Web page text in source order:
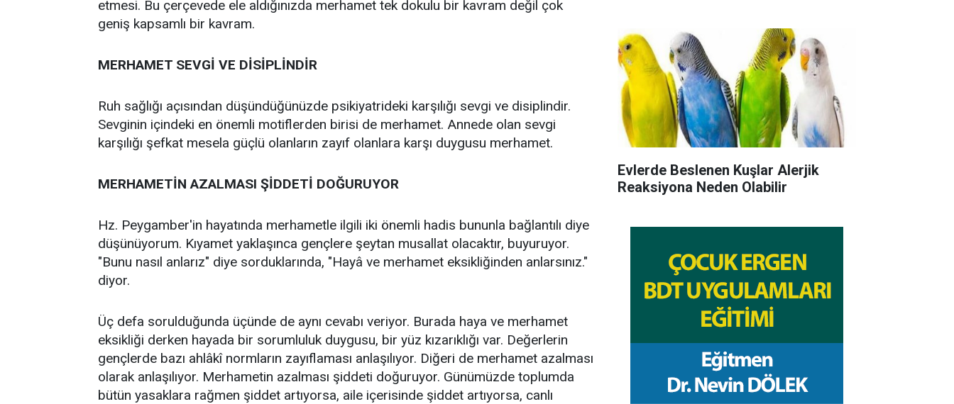
etmesi. Bu çerçevede ele aldığınızda merhamet tek dokulu bir kavram değil çok
geniş kapsamlı bir kavram.
MERHAMET SEVGİ VE DİSİPLİNDİR
Ruh sağlığı açısından düşündüğünüzde psikiyatrideki karşılığı sevgi ve disiplindir.
Sevginin içindeki en önemli motiflerden birisi de merhamet. Annede olan sevgi
karşılığı şefkat mesela güçlü olanların zayıf olanlara karşı duygusu merhamet.
MERHAMETİN AZALMASI ŞİDDETİ DOĞURUYOR
Hz. Peygamber'in hayatında merhametle ilgili iki önemli hadis bununla bağlantılı diye
düşünüyorum. Kıyamet yaklaşınca gençlere şeytan musallat olacaktır, buyuruyor.
"Bunu nasıl anlarız" diye sorduklarında, "Hayâ ve merhamet eksikliğinden anlarsınız."
diyor.
Üç defa sorulduğunda üçünde de aynı cevabı veriyor. Burada haya ve merhamet
eksikliği derken hayada bir sorumluluk duygusu, bir yüz kızarıklığı var. Değerlerin
gençlerde bazı ahlâkî normların zayıflaması anlaşılıyor. Diğeri de merhamet azalması
olarak anlaşılıyor. Merhametin azalması şiddeti doğuruyor. Günümüzde toplumda
bütün yasaklara rağmen şiddet artıyorsa, aile içerisinde şiddet artıyorsa, canlı
Evlerde Beslenen Kuşlar Alerjik
Reaksiyona Neden Olabilir